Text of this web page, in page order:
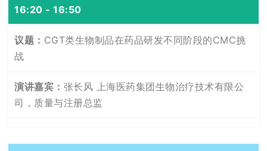
16:20 - 16:50
CGT类生物制品在药品研发不同阶段的CMC挑
战
张长风 上海医药集团生物治疗技术有限公
司，质量与注册总监